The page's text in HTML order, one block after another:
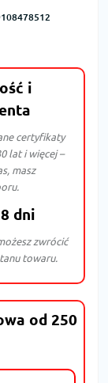
i
certyfikaty
lat i więcej –
masz
dni
zwrócić
towaru.
od 250